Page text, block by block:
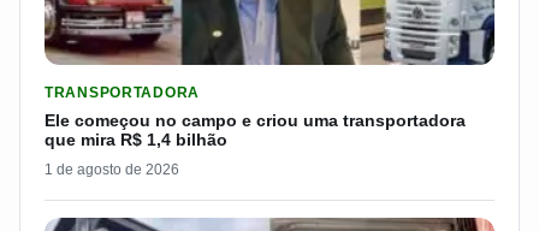
TRANSPORTADORA
Ele começou no campo e criou uma transportadora
que mira R$ 1,4 bilhão
1 de agosto de 2026